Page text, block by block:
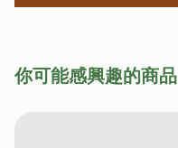
你可能感興趣的商品